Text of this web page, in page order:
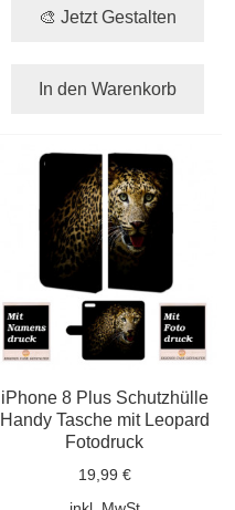
🎨 Jetzt Gestalten
In den Warenkorb
iPhone 8 Plus Schutzhülle
Handy Tasche mit Leopard
Fotodruck
19,99 €